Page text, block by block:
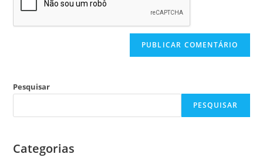
Pesquisar
PESQUISAR
Categorias